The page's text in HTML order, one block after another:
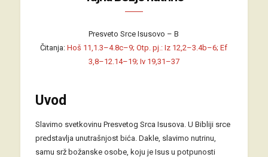
Presveto Srce Isusovo – B
Čitanja:Hoš 11,1.3–4.8c–9; Otp. pj.: Iz 12,2–3.4b–6; Ef
3,8–12.14–19; Iv 19,31–37
Uvod
Slavimo svetkovinu Presvetog Srca Isusova. U Bibliji srce
predstavlja unutrašnjost bića. Dakle, slavimo nutrinu,
samu srž božanske osobe, koju je Isus u potpunosti